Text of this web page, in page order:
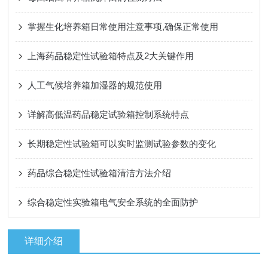
掌握生化培养箱日常使用注意事项,确保正常使用
上海药品稳定性试验箱特点及2大关键作用
人工气候培养箱加湿器的规范使用
详解高低温药品稳定试验箱控制系统特点
长期稳定性试验箱可以实时监测试验参数的变化
药品综合稳定性试验箱清洁方法介绍
综合稳定性实验箱电气安全系统的全面防护
详细介绍